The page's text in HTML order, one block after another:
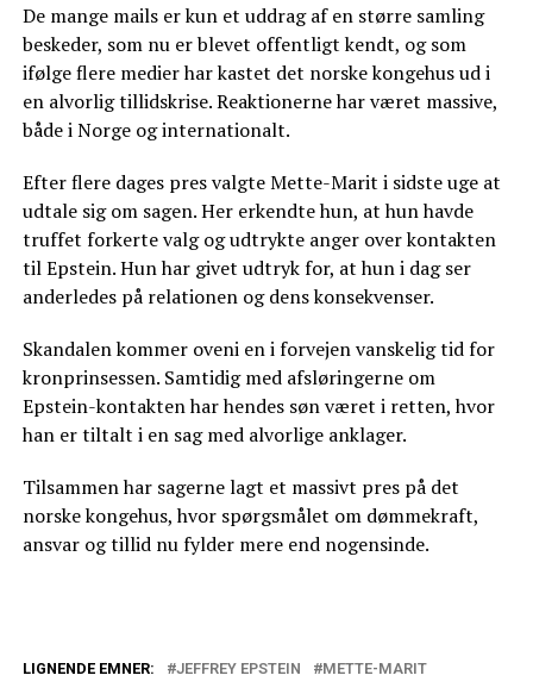
De mange mails er kun et uddrag af en større samling
beskeder, som nu er blevet offentligt kendt, og som
ifølge flere medier har kastet det norske kongehus ud i
en alvorlig tillidskrise. Reaktionerne har været massive,
både i Norge og internationalt.
Efter flere dages pres valgte Mette-Marit i sidste uge at
udtale sig om sagen. Her erkendte hun, at hun havde
truffet forkerte valg og udtrykte anger over kontakten
til Epstein. Hun har givet udtryk for, at hun i dag ser
anderledes på relationen og dens konsekvenser.
Skandalen kommer oveni en i forvejen vanskelig tid for
kronprinsessen. Samtidig med afsløringerne om
Epstein-kontakten har hendes søn været i retten, hvor
han er tiltalt i en sag med alvorlige anklager.
Tilsammen har sagerne lagt et massivt pres på det
norske kongehus, hvor spørgsmålet om dømmekraft,
ansvar og tillid nu fylder mere end nogensinde.
LIGNENDE EMNER: JEFFREY EPSTEIN METTE-MARIT